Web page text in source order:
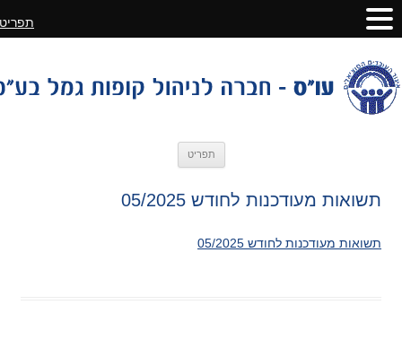
תפריט
תשואות מעודכנות לחודש 05/2025
תשואות מעודכנות לחודש 05/2025
תפריט